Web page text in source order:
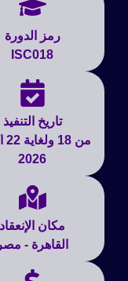
رمز الدورة
ISC018
تاريخ التنفيذ
2026
مكان الإنعقاد
القاهرة - مصر